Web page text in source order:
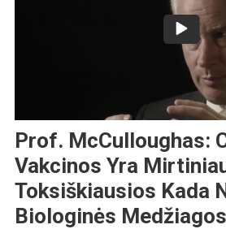
Prof. McCulloughas:
Vakcinos Yra
Toksiškiausios Kada
Biologinės Medžiagos